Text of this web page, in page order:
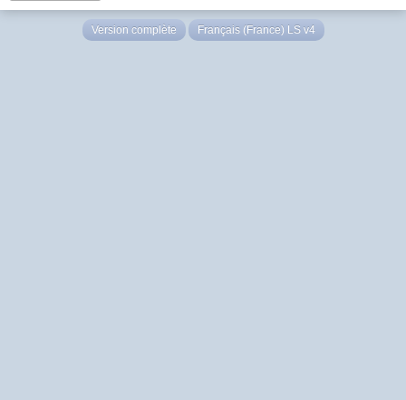
Version complète Français (France) LS v4